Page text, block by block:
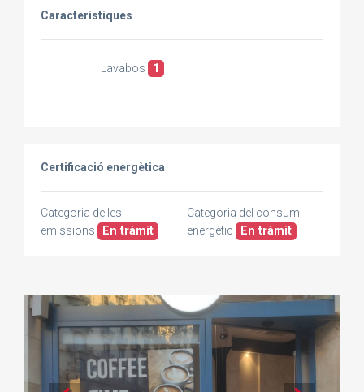
Caracteristiques
Lavabos 1
Certificació energètica
Categoria de les
emissions
En tràmit
Categoria del consum
energètic
En tràmit